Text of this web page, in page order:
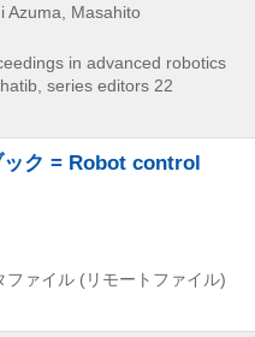
Azuma, Masahito
in advanced robotics
series editors 22
ック = Robot control
ファイル (リモートファイル)